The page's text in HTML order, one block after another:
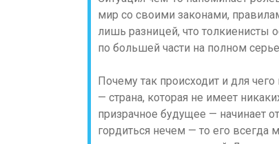
мир со своими законами,
лишь разницей, что толкиенисты
по большей части на полном
Почему так происходит и для
— страна, которая не имеет
призрачное будущее — начинает
гордиться нечем — то его всегда